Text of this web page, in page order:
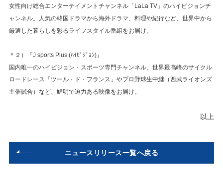
女性向け総合エンターテイメントチャンネル「LaLa TV」のハイビジョンチ
ャンネル。人気の韓国ドラマから海外ドラマ、料理や紀行など、世界中から
厳選した暮らしを彩るライフスタイル番組をお届け。
＊２）『J sports Plus (ﾊｲﾋﾞｼﾞｮﾝ)』
国内唯一のハイビジョン・スポーツ専門チャンネル。世界最高峰のサイクル
ロードレース「ツール・ド・フランス」やプロ野球生中継（西武ライオンズ
主催試合）など、鮮明で迫力ある映像をお届け。
以上
ニュースリリース一覧へ戻る